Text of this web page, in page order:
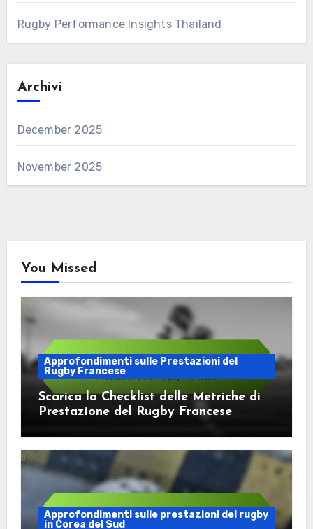
Rugby Performance Insights Thailand
Archivi
December 2025
November 2025
You Missed
Approfondimenti sulle Prestazioni del
Rugby Francese
Scarica la Checklist delle Metriche di
Prestazione del Rugby Francese
Approfondimenti sulle prestazioni del rugby
in Corea del Sud